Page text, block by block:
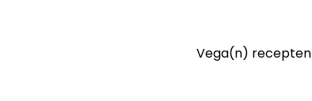
Vega(n) recepten